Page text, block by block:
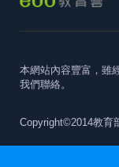
本網站內容豐富，雖
我們聯絡。
Copyright©2014教育